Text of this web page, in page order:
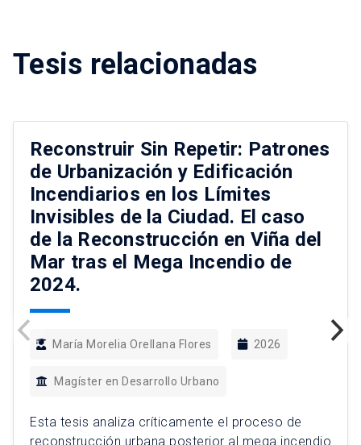
Tesis relacionadas
Reconstruir Sin Repetir: Patrones
de Urbanización y Edificación
Incendiarios en los Límites
Invisibles de la Ciudad. El caso
de la Reconstrucción en Viña del
Mar tras el Mega Incendio de
2024.
María Morelia Orellana Flores 2026
Magíster en Desarrollo Urbano
Esta tesis analiza críticamente el proceso de
reconstrucción urbana posterior al mega incendio